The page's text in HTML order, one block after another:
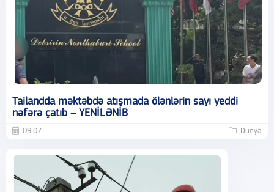
Tailandda məktəbdə atışmada ölənlərin sayı yeddi
nəfərə çatıb – YENİLƏNİB
09:07 Dünya